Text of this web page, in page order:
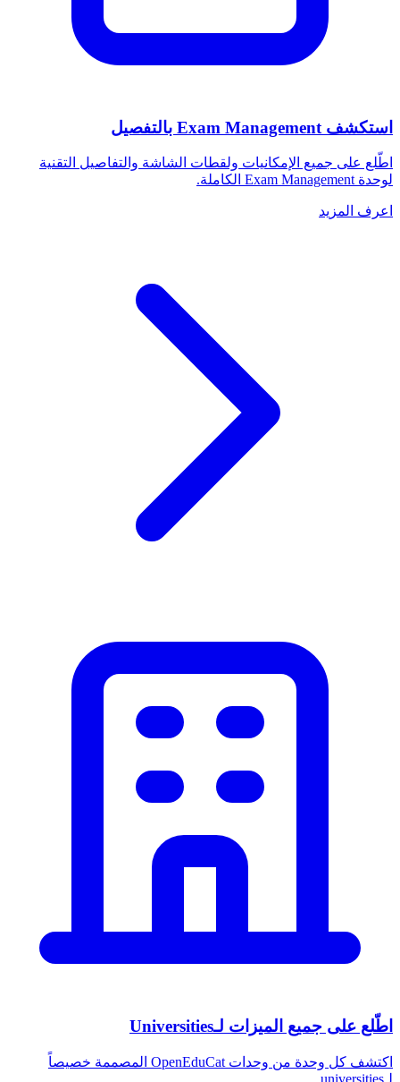
استكشف Exam Management بالتفصيل
اطّلع على جميع الإمكانيات ولقطات الشاشة والتفاصيل التقنية
لوحدة Exam Management الكاملة.
اعرف المزيد
اطّلع على جميع الميزات لـUniversities
اكتشف كل وحدة من وحدات OpenEduCat المصممة خصيصاً